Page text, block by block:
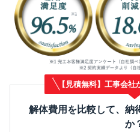
【見積無料】工事会社
解体費用を比較して、納
か